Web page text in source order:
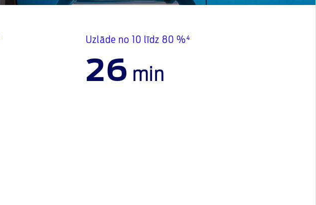
Uzlāde no 10 līdz 80 %⁴
26 min